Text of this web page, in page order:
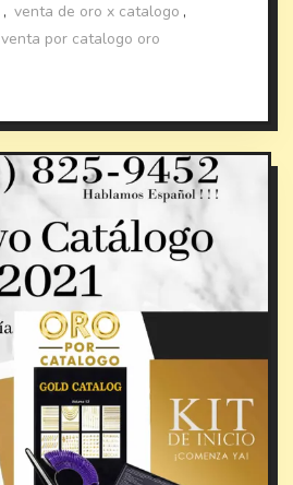
, venta de oro x catalogo ,
venta por catalogo oro